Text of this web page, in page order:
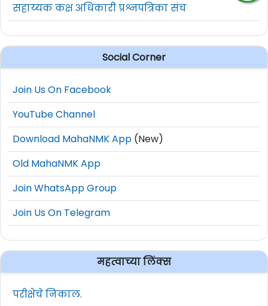
सहाय्यक कक्ष अधिकारी प्रश्नपत्रिका संच
Social Corner
Join Us On Facebook
YouTube Channel
Download MahaNMK App (New)
Old MahaNMK App
Join WhatsApp Group
Join Us On Telegram
महत्वाच्या लिंक्स
परीक्षेचे निकाल.